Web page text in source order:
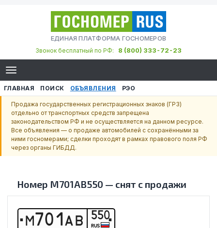
ЕДИНАЯ ПЛАТФОРМА ГОСНОМЕРОВ
Звонок бесплатный по РФ:
8 (800) 333-72-23
ГЛАВНАЯ ПОИСК ОБЪЯВЛЕНИЯ РЭО
Продажа государственных регистрационных знаков (ГРЗ)
отдельно от транспортных средств запрещена
законодательством РФ и не осуществляется на данном ресурсе.
Все объявления — о продаже автомобилей с сохранёнными за
ними госномерами; сделки проходят в рамках правового поля РФ
через органы ГИБДД.
Номер М701АВ550 — снят с продажи
М70 1 А В 550
RUS